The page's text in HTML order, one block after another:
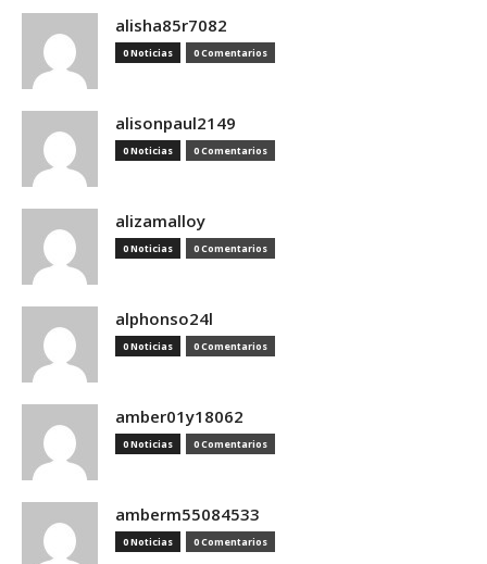
alisha85r7082
0 Noticias 0 Comentarios
alisonpaul2149
0 Noticias 0 Comentarios
alizamalloy
0 Noticias 0 Comentarios
alphonso24l
0 Noticias 0 Comentarios
amber01y18062
0 Noticias 0 Comentarios
amberm55084533
0 Noticias 0 Comentarios